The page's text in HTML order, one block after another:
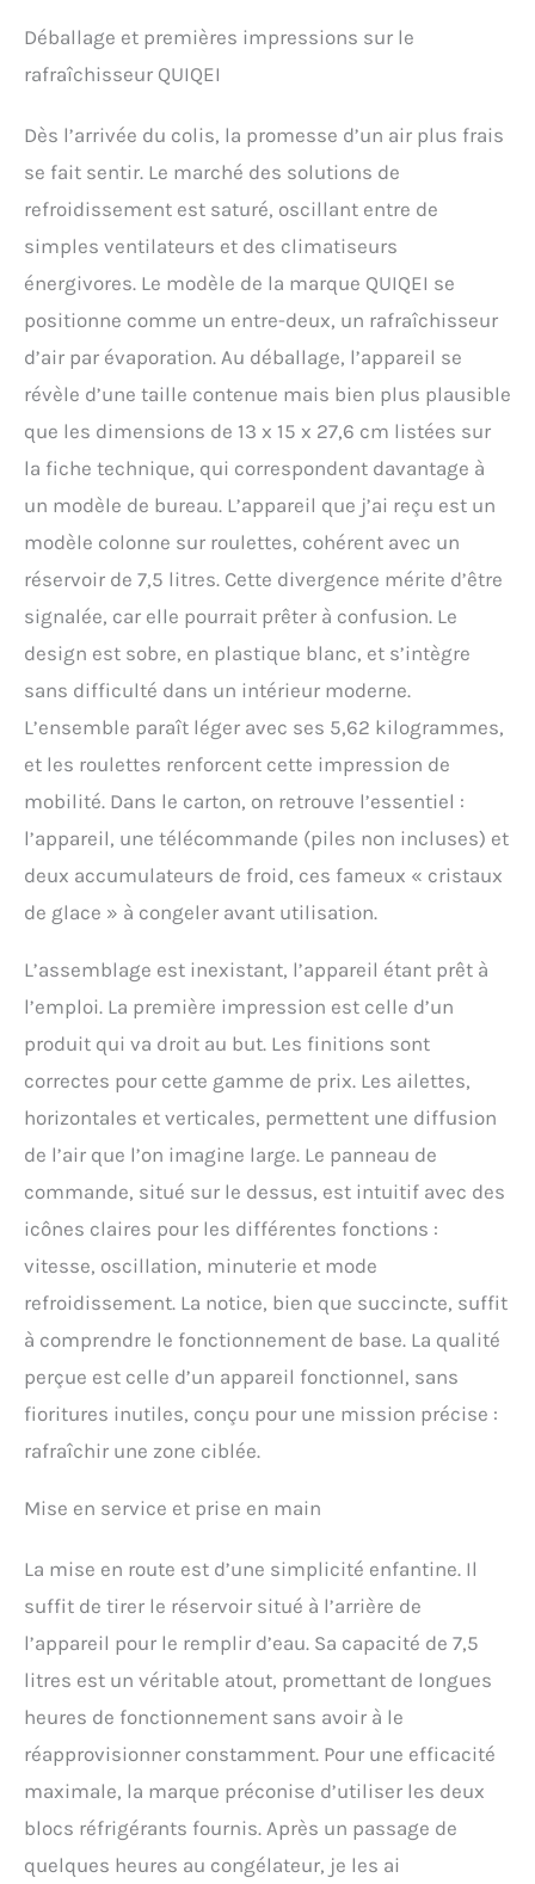
intérieur
utilisation dans des
espaces personnels tels
et dispose d’un système
efficace qui réduit
considérablement la
peu de temps, pour une
pièce fraiche et agréable.
faible poids le rendent
facile à placer sur un
chevet ou autre sans
prendre trop de place. Le
réservoir d'eau intégré de
grande capacité garantit
un fonctionnement
continu pendant
longtemps. Les
utilisateurs n’ont pas
besoin de remplir
fréquemment le réservoir
d'eau et peuvent profiter
d'une expérience de
Fonctionnement ultra
silencieux pour garantir
un sommeil de qualité.
L'appareil offre un
refroidissement puissant
silencieux, même la nuit ;
son utilisation ne perturbe
ventilateur à faible bruit et
la structure intérieure
optimisée garantissent un
fonctionnement
offrant aux utilisateurs un
environnement de
sommeil calme et
agréable. Contrôle
intelligent multifonction
polyvalent : ce petit
climatiseur portable à
de 1 litre offre un grand
confort aux utilisateurs. Il
de commande tactile
intuitif qui permet aux
facilement des fonctions
ventilation, la température,
de la minuterie avec une
simple pression d'un
bouton. Compact et léger,
facile à déplacer et à
transporter. Ce climatiseur
petit et léger est facile à
déplacer, que ce soit entre
maison ou en
déplacement. Ce
polyvalent dans n'importe
quel endroit de la maison.
Déballage et premières impressions sur le
rafraîchisseur QUIQEI
Dès l’arrivée du colis, la promesse d’un air plus frais
se fait sentir. Le marché des solutions de
refroidissement est saturé, oscillant entre de
simples ventilateurs et des climatiseurs
énergivores. Le modèle de la marque QUIQEI se
positionne comme un entre-deux, un rafraîchisseur
d’air par évaporation. Au déballage, l’appareil se
révèle d’une taille contenue mais bien plus plausible
que les dimensions de 13 x 15 x 27,6 cm listées sur
la fiche technique, qui correspondent davantage à
un modèle de bureau. L’appareil que j’ai reçu est un
modèle colonne sur roulettes, cohérent avec un
réservoir de 7,5 litres. Cette divergence mérite d’être
signalée, car elle pourrait prêter à confusion. Le
design est sobre, en plastique blanc, et s’intègre
sans difficulté dans un intérieur moderne.
L’ensemble paraît léger avec ses 5,62 kilogrammes,
et les roulettes renforcent cette impression de
mobilité. Dans le carton, on retrouve l’essentiel :
l’appareil, une télécommande (piles non incluses) et
deux accumulateurs de froid, ces fameux « cristaux
de glace » à congeler avant utilisation.
L’assemblage est inexistant, l’appareil étant prêt à
l’emploi. La première impression est celle d’un
produit qui va droit au but. Les finitions sont
correctes pour cette gamme de prix. Les ailettes,
horizontales et verticales, permettent une diffusion
de l’air que l’on imagine large. Le panneau de
commande, situé sur le dessus, est intuitif avec des
icônes claires pour les différentes fonctions :
vitesse, oscillation, minuterie et mode
refroidissement. La notice, bien que succincte, suffit
à comprendre le fonctionnement de base. La qualité
perçue est celle d’un appareil fonctionnel, sans
fioritures inutiles, conçu pour une mission précise :
rafraîchir une zone ciblée.
Mise en service et prise en main
La mise en route est d’une simplicité enfantine. Il
suffit de tirer le réservoir situé à l’arrière de
l’appareil pour le remplir d’eau. Sa capacité de 7,5
litres est un véritable atout, promettant de longues
heures de fonctionnement sans avoir à le
réapprovisionner constamment. Pour une efficacité
maximale, la marque préconise d’utiliser les deux
blocs réfrigérants fournis. Après un passage de
quelques heures au congélateur, je les ai